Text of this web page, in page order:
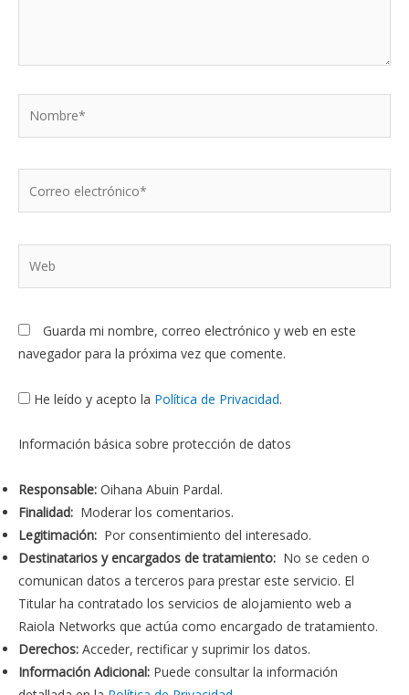
Guarda mi nombre, correo electrónico y web en este
navegador para la próxima vez que comente.
He leído y acepto la Política de Privacidad.
Información básica sobre protección de datos
Responsable: Oihana Abuin Pardal.
Finalidad: Moderar los comentarios.
Legitimación: Por consentimiento del interesado.
Destinatarios y encargados de tratamiento: No se ceden o
comunican datos a terceros para prestar este servicio. El
Titular ha contratado los servicios de alojamiento web a
Raiola Networks que actúa como encargado de tratamiento.
Derechos: Acceder, rectificar y suprimir los datos.
Información Adicional: Puede consultar la información